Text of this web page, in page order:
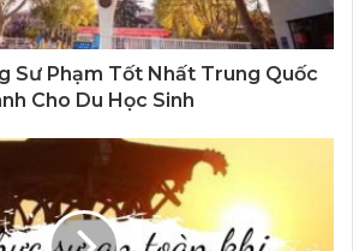
Sư Phạm Tốt Nhất Trung Quốc
Cho Du Học Sinh